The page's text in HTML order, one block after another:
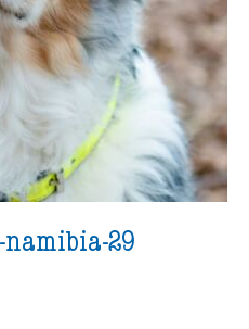
namibia-29